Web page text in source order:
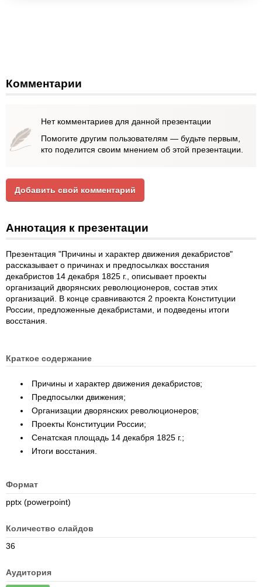
Комментарии
Нет комментариев для данной презентации
Помогите другим пользователям — будьте первым,
кто поделится своим мнением об этой презентации.
Добавить свой комментарий
Аннотация к презентации
Презентация "Причины и характер движения декабристов"
рассказывает о причинах и предпосылках восстания
декабристов 14 декабря 1825 г., описывает проекты
организаций дворянских революционеров, состав этих
организаций. В конце сравниваются 2 проекта Конституции
России, предложенные декабристами, и подведены итоги
восстания.
Краткое содержание
Причины и характер движения декабристов;
Предпосылки движения;
Организации дворянских революционеров;
Проекты Конституции России;
Сенатская площадь 14 декабря 1825 г.;
Итоги восстания.
Формат
pptx (powerpoint)
Количество слайдов
36
Аудитория